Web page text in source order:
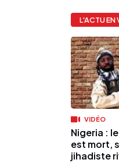
L'ACTU EN
VIDÉO
Nigeria :
est mort,
jihadiste